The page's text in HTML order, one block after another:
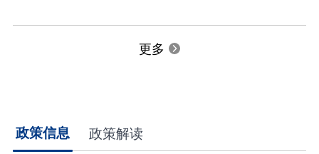
更多
政策信息 政策解读